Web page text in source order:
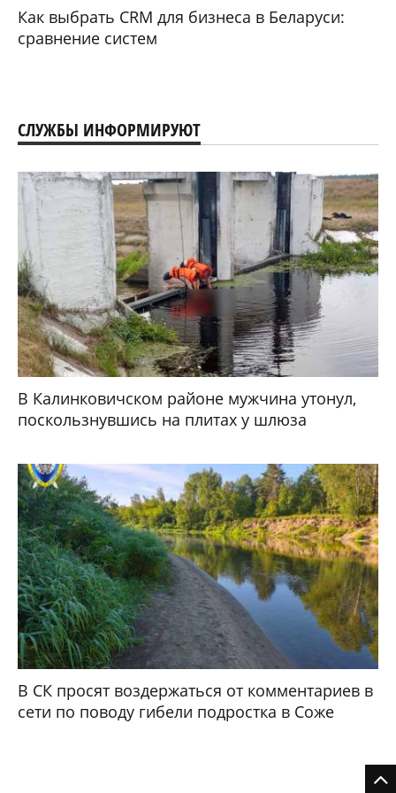
Как выбрать CRM для бизнеса в Беларуси:
сравнение систем
СЛУЖБЫ ИНФОРМИРУЮТ
В Калинковичском районе мужчина утонул,
поскользнувшись на плитах у шлюза
В СК просят воздержаться от комментариев в
сети по поводу гибели подростка в Соже